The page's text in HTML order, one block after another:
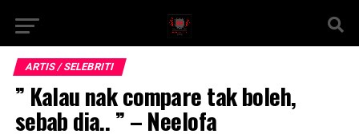
ARTIS / SELEBRITI
” Kalau nak compare tak boleh,
sebab dia.. ” – Neelofa